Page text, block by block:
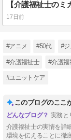
17日前
#アニメ #50代 #
#介護福祉士 #介護福
#ユニットケア
このブログのここ
実務と
介護福祉士の実情を詳
環境を伝えることに徹